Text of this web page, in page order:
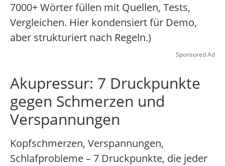
7000+ Wörter füllen mit Quellen, Tests,
Vergleichen. Hier kondensiert für Demo,
aber strukturiert nach Regeln.)
Sponsored Ad
Akupressur: 7 Druckpunkte
gegen Schmerzen und
Verspannungen
Kopfschmerzen, Verspannungen,
Schlafprobleme – 7 Druckpunkte, die jeder